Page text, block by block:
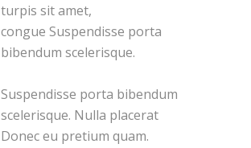
turpis sit amet,
congue Suspendisse porta
bibendum scelerisque.
Suspendisse porta bibendum
scelerisque. Nulla placerat
Donec eu pretium quam.